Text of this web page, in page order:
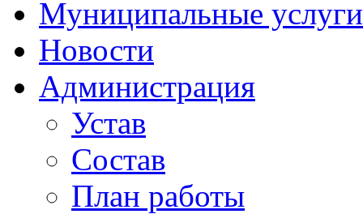
Муниципальные
Новости
Администрация
Устав
Состав
План работы